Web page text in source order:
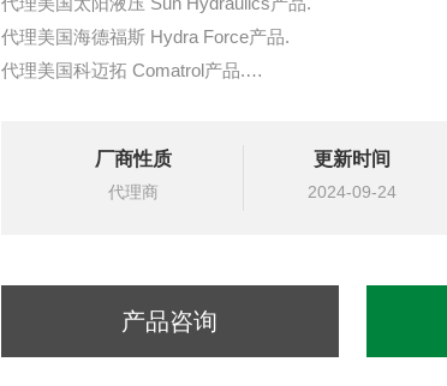
代理美国海德福斯 Hydra Force产品.
代理美国科迈拓 Comatrol产品.
液压油缸，经销力士乐、派克、中国台湾北部等液压元件
厂商性质
代理商
更新时间
2024-09-24
产品咨询